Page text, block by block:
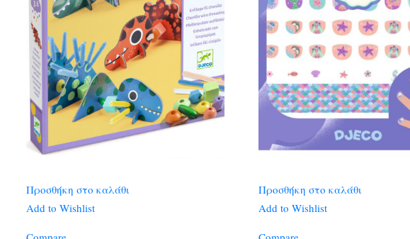
Προσθήκη στο καλάθι
Add to Wishlist
Προσθήκη στο καλάθι
Add to Wishlist